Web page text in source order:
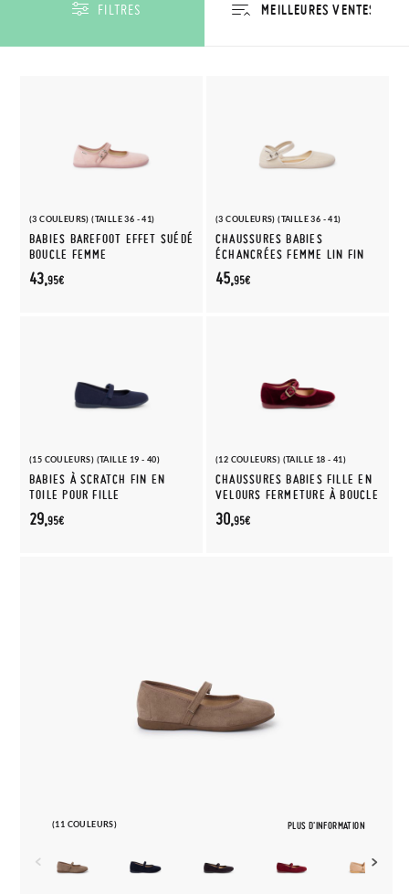
FILTRES
(3 COULEURS) (TAILLE 36 - 41)
BABIES BAREFOOT EFFET SUÉDÉ
BOUCLE FEMME
43,95€
(3 COULEURS) (TAILLE 36 - 41)
CHAUSSURES BABIES
ÉCHANCRÉES FEMME LIN FIN
45,95€
(15 COULEURS) (TAILLE 19 - 40)
BABIES À SCRATCH FIN EN
TOILE POUR FILLE
29,95€
(12 COULEURS) (TAILLE 18 - 41)
CHAUSSURES BABIES FILLE EN
VELOURS FERMETURE À BOUCLE
30,95€
(11 COULEURS) PLUS D'INFORMATION